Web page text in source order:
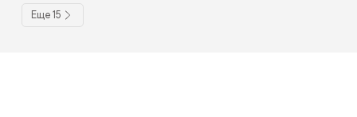
Еще 15